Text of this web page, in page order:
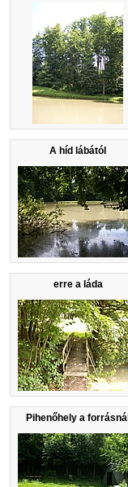
A híd lábától
erre a láda
Pihenőhely a forrásnál